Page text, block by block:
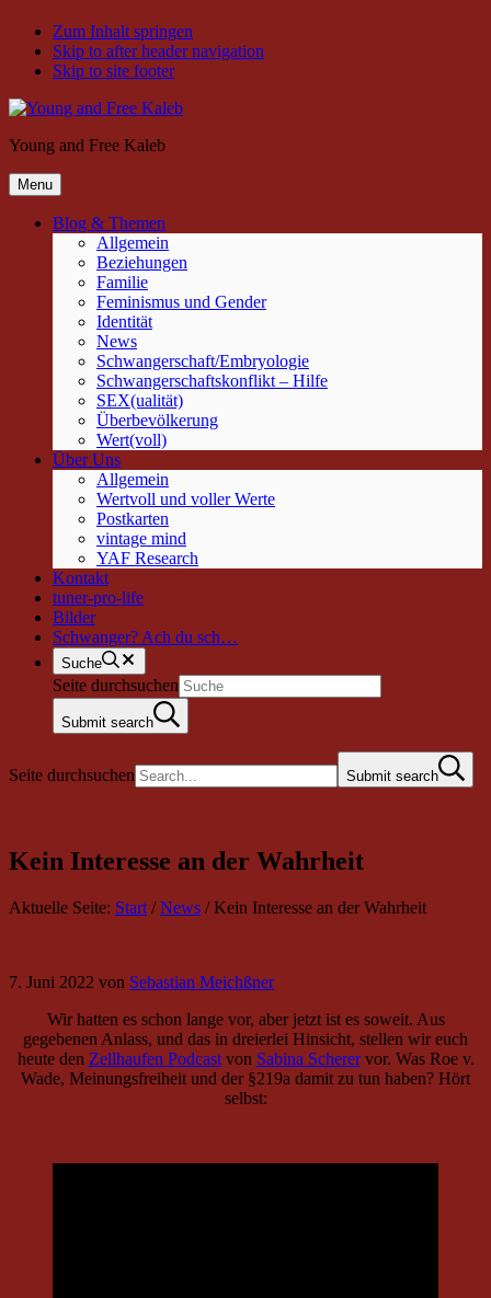
Zum Inhalt springen
Skip to after header navigation
Skip to site footer
Young and Free Kaleb
Menu
Blog & Themen
Allgemein
Beziehungen
Familie
Feminismus und Gender
Identität
News
Schwangerschaft/Embryologie
Schwangerschaftskonflikt – Hilfe
SEX(ualität)
Überbevölkerung
Wert(voll)
Über Uns
Allgemein
Wertvoll und voller Werte
Postkarten
vintage mind
YAF Research
Kontakt
tuner-pro-life
Bilder
Schwanger? Ach du sch…
Suche
Seite durchsuchen
Submit search
Seite durchsuchen Submit search
Kein Interesse an der Wahrheit
Aktuelle Seite: Start / News /Kein Interesse an der Wahrheit
7. Juni 2022 von Sebastian Meichßner
Wir hatten es schon lange vor, aber jetzt ist es soweit. Aus
gegebenen Anlass, und das in dreierlei Hinsicht, stellen wir euch
heute den Zellhaufen Podcastvon Sabina Scherervor. Was Roe v.
Wade, Meinungsfreiheit und der §219a damit zu tun haben? Hört
selbst: